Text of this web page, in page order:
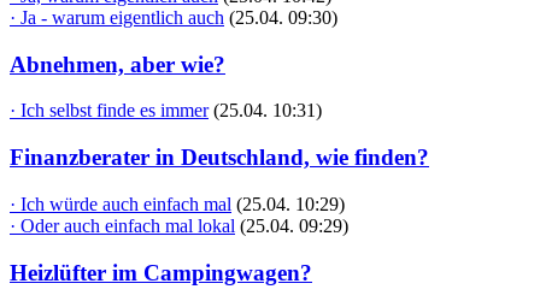
· Ja - warum eigentlich auch (25.04. 09:30)
Abnehmen, aber wie?
· Ich selbst finde es immer (25.04. 10:31)
Finanzberater in Deutschland, wie finden?
· Ich würde auch einfach mal (25.04. 10:29)
· Oder auch einfach mal lokal (25.04. 09:29)
Heizlüfter im Campingwagen?